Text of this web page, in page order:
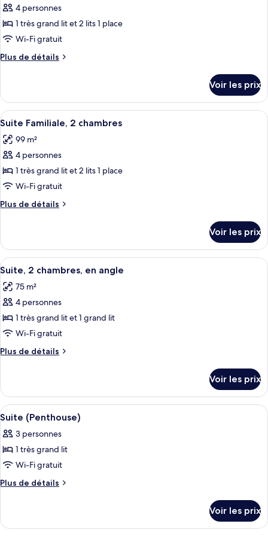
Junior,
chambres
photos
pour
ce
type
de
Suite,
2
chambres
(Muensterhof)
4 personnes
1 très grand lit et 2 lits 1 place
Wi-Fi gratuit
Plus de détails
Plus
le
type
de
Suite,
2
(Muensterhof)
Voir les prix
Afficher
toutes
les
photos
pour
ce
type
de
Suite
Familiale,
2
chambres
Une chambre d’hôtel moderne
8
Suite Familiale, 2 chambres
99 m²
4 personnes
1 très grand lit et 2 lits 1 place
Wi-Fi gratuit
Plus de détails
Plus
le
type
de
Suite
Familiale,
chambres
Voir les prix
Afficher
toutes
les
photos
pour
ce
type
de
Suite,
2
chambres,
en
angle
Une chambre d’hôtel moderne
9
Suite, 2 chambres, en angle
75 m²
4 personnes
1 très grand lit et 1 grand lit
Wi-Fi gratuit
Plus de détails
Plus
le
type
de
chambre
Suite,
2
en
angle
Voir les prix
Afficher
toutes
les
photos
pour
ce
chambre :
Un salon moderne avec un grand
7
Suite (Penthouse)
3 personnes
1 très grand lit
Wi-Fi gratuit
Plus de détails
Plus
le
Voir les prix